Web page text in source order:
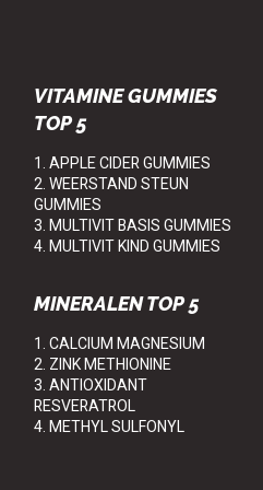
VITAMINE GUMMIES
TOP 5
1. APPLE CIDER GUMMIES
2. WEERSTAND STEUN
GUMMIES
3. MULTIVIT BASIS GUMMIES
4. MULTIVIT KIND GUMMIES
MINERALEN TOP 5
1. CALCIUM MAGNESIUM
2. ZINK METHIONINE
3. ANTIOXIDANT
RESVERATROL
4. METHYL SULFONYL